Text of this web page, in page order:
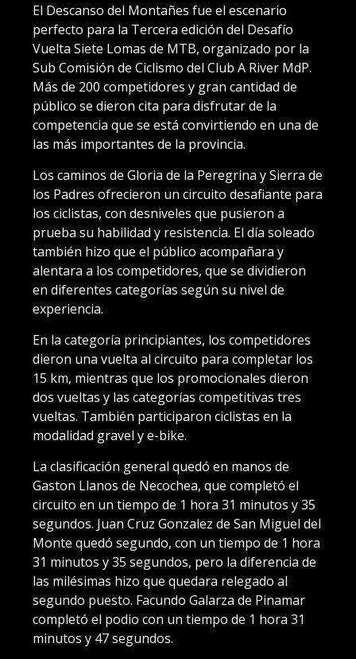
El Descanso del Montañes fue el escenario
perfecto para la Tercera edición del Desafío
Vuelta Siete Lomas de MTB, organizado por la
Sub Comisión de Ciclismo del Club A River MdP.
Más de 200 competidores y gran cantidad de
público se dieron cita para disfrutar de la
competencia que se está convirtiendo en una de
las más importantes de la provincia.
Los caminos de Gloria de la Peregrina y Sierra de
los Padres ofrecieron un circuito desafiante para
los ciclistas, con desniveles que pusieron a
prueba su habilidad y resistencia. El día soleado
también hizo que el público acompañara y
alentara a los competidores, que se dividieron
en diferentes categorías según su nivel de
experiencia.
En la categoría principiantes, los competidores
dieron una vuelta al circuito para completar los
15 km, mientras que los promocionales dieron
dos vueltas y las categorías competitivas tres
vueltas. También participaron ciclistas en la
modalidad gravel y e-bike.
La clasificación general quedó en manos de
Gaston Llanos de Necochea, que completó el
circuito en un tiempo de 1 hora 31 minutos y 35
segundos. Juan Cruz Gonzalez de San Miguel del
Monte quedó segundo, con un tiempo de 1 hora
31 minutos y 35 segundos, pero la diferencia de
las milésimas hizo que quedara relegado al
segundo puesto. Facundo Galarza de Pinamar
completó el podio con un tiempo de 1 hora 31
minutos y 47 segundos.